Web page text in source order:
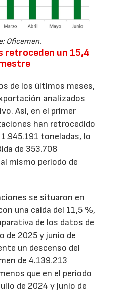
Oficemen.
retroceden un 15,4
de los últimos meses,
analizados
Así, en el primer
han retrocedido
toneladas, lo
de 353.708
mismo período de
se situaron en
una caída del 11,5 %,
de los datos de
de 2025 y junio de
un descenso del
de 4.139.213
que en el periodo
de 2024 y junio de